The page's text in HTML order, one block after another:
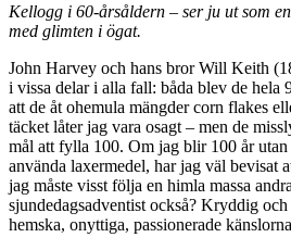
Kellogg i 60-årsåldern – ser ju ut som
med glimten i ögat.
John Harvey och hans bror Will Keith
i vissa delar i alla fall: båda blev de hela
att de åt ohemula mängder corn flakes
täcket låter jag vara osagt – men de
mål att fylla 100. Om jag blir 100 år
använda laxermedel, har jag väl bevisat
jag måste visst följa en himla massa
sjundedagsadventist också? Kryddig
hemska, onyttiga, passionerade